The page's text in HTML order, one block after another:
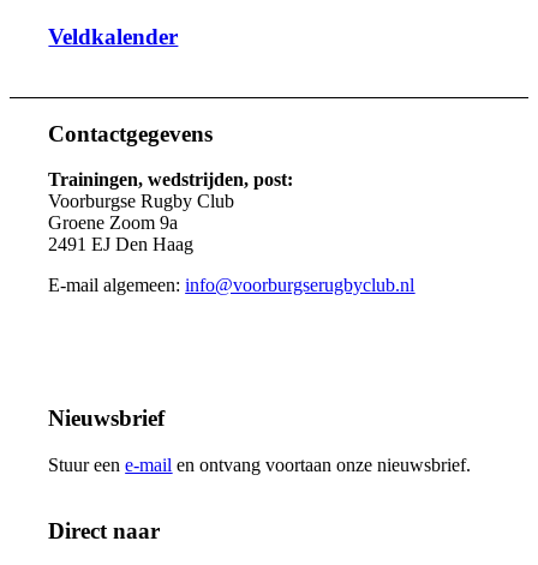
Veldkalender
Contactgegevens
Trainingen, wedstrijden, post:
Voorburgse Rugby Club
Groene Zoom 9a
2491 EJ Den Haag
E-mail algemeen:info@voorburgserugbyclub.nl
Nieuwsbrief
Stuur eene-mail en ontvang voortaan onze nieuwsbrief.
Direct naar